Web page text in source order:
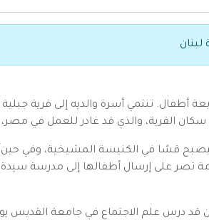
لبنان
1949، وهو في الترتيب الثاني من أربعة أطفال. تنتمي أسرة
قسًا في الكنيسة المشيخية، وفي حين
تصر على إرسال أطفالها إلى مدرسة
قد درس علم الاجتماع في جامعة القديس